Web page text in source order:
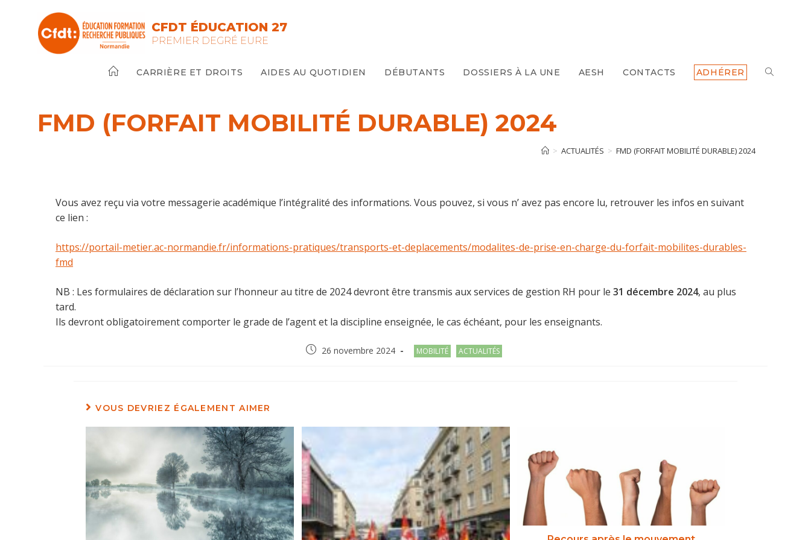
CFDT ÉDUCATION 27
PREMIER DEGRÉ EURE
CARRIÈRE ET DROITS AIDES AU QUOTIDIEN DÉBUTANTS DOSSIERS À LA UNE AESH CONTACTS ADHÉRER TOGGLE
FMD (FORFAIT MOBILITÉ DURABLE) 2024
> ACTUALITÉS > FMD (FORFAIT MOBILITÉ DURABLE) 2024
Vous avez reçu via votre messagerie académique l’intégralité des informations. Vous pouvez, si vous n’ avez pas encore lu, retrouver les infos en suivant
ce lien :
https://portail-metier.ac-normandie.fr/informations-pratiques/transports-et-deplacements/modalites-de-prise-en-charge-du-forfait-mobilites-durables-
fmd
NB : Les formulaires de déclaration sur l’honneur au titre de 2024 devront être transmis aux services de gestion RH pour le 31 décembre 2024, au plus
tard.
Ils devront obligatoirement comporter le grade de l’agent et la discipline enseignée, le cas échéant, pour les enseignants.
Post26 novembre 2024
Post
MOBILITÉ ACTUALITÉS
VOUS DEVRIEZ ÉGALEMENT AIMER